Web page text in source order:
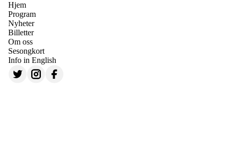
Hjem
Program
Nyheter
Billetter
Om oss
Sesongkort
Info in English